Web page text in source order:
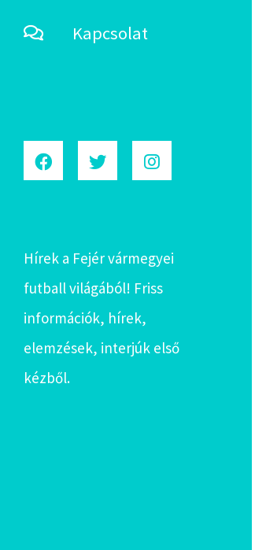
Kapcsolat
Hírek a Fejér vármegyei
futball világából! Friss
információk, hírek,
elemzések, interjúk első
kézből.